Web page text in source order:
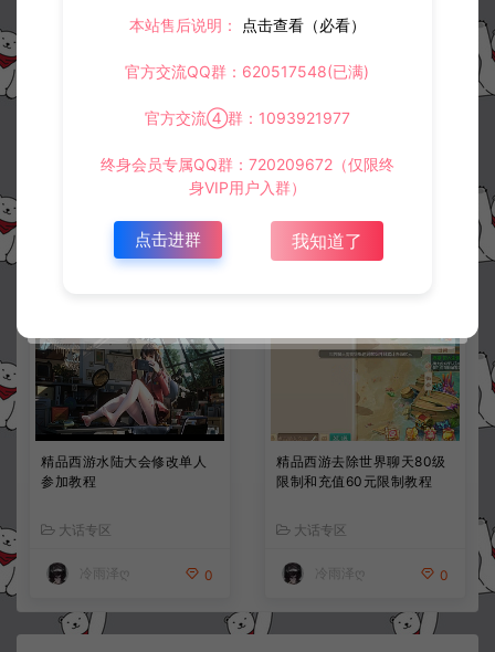
全帧明文素材
合集
冷雨泽ღ
精品西游水陆大会修改单人
参加教程
大话专区
冷雨泽ღ 0
精品西游去除世界聊天80级
限制和充值60元限制教程
大话专区
冷雨泽ღ 0
本站售后说明： 点击查看（必看）
官方交流QQ群：620517548(已满)
官方交流④群：1093921977
终身会员专属QQ群：720209672（仅限终
身VIP用户入群）
点击进群 我知道了